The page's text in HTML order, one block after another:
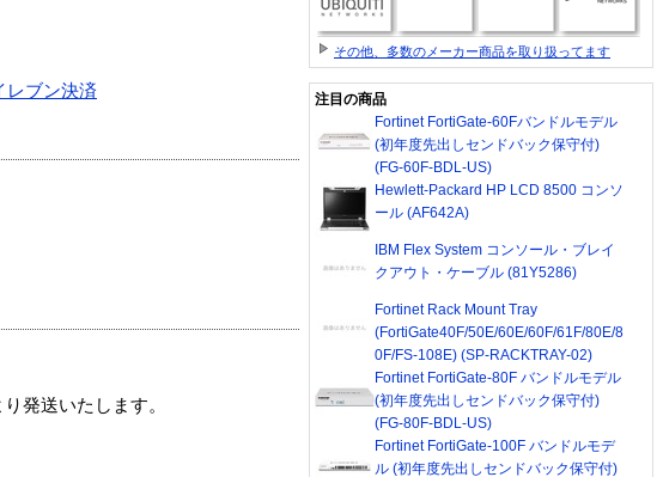
レブン決済
発送いたします。
その他、多数のメーカー商品を取り扱ってます
注目の商品
Fortinet FortiGate-60Fバンドルモデル
(初年度先出しセンドバック保守付)
(FG-60F-BDL-US)
Hewlett-Packard HP LCD 8500 コンソ
ール (AF642A)
IBM Flex System コンソール・ブレイ
クアウト・ケーブル (81Y5286)
Fortinet Rack Mount Tray
(FortiGate40F/50E/60E/60F/61F/80E/8
0F/FS-108E) (SP-RACKTRAY-02)
Fortinet FortiGate-80F バンドルモデル
(初年度先出しセンドバック保守付)
(FG-80F-BDL-US)
Fortinet FortiGate-100F バンドルモデ
ル (初年度先出しセンドバック保守付)